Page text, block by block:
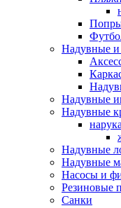
Надувные и
Надувные
Надувные
Надувные
Надувные
Насосы и
Резиновые
Санки